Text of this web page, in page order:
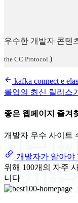
우수한 개발자 콘텐
the CC Protocol.)
kafka connect e
롤업의 최신 릴리스
좋은 웹페이지 즐겨
개발자 우수 사이트
개발자가 알아야
위해 100개의 자주
니다